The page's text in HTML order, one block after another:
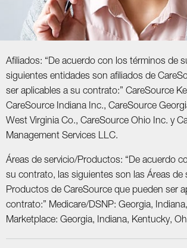
Afiliados: “De acuerdo con los términos de
siguientes entidades son afiliados de
ser aplicables a su contrato:” CareSource
CareSource Indiana Inc., CareSource
West Virginia Co., CareSource Ohio Inc. y
Management Services LLC.
Áreas de servicio/Productos: “De acuerdo
su contrato, las siguientes son las Áreas de
Productos de CareSource que pueden ser
contrato:” Medicare/DSNP: Georgia,
Marketplace: Georgia, Indiana, Kentucky,